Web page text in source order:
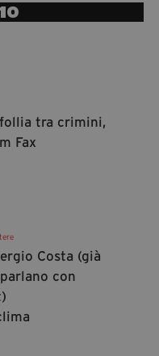
tra crimini,
Fax
Costa (già
con